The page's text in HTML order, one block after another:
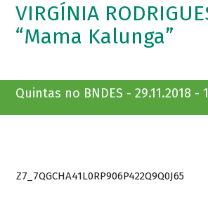
VIRGÍNIA
“Mama Kalunga”
Quintas no BNDES - 29.11.2018 -
Z7_7QGCHA41L0RP906P422Q9Q0J65